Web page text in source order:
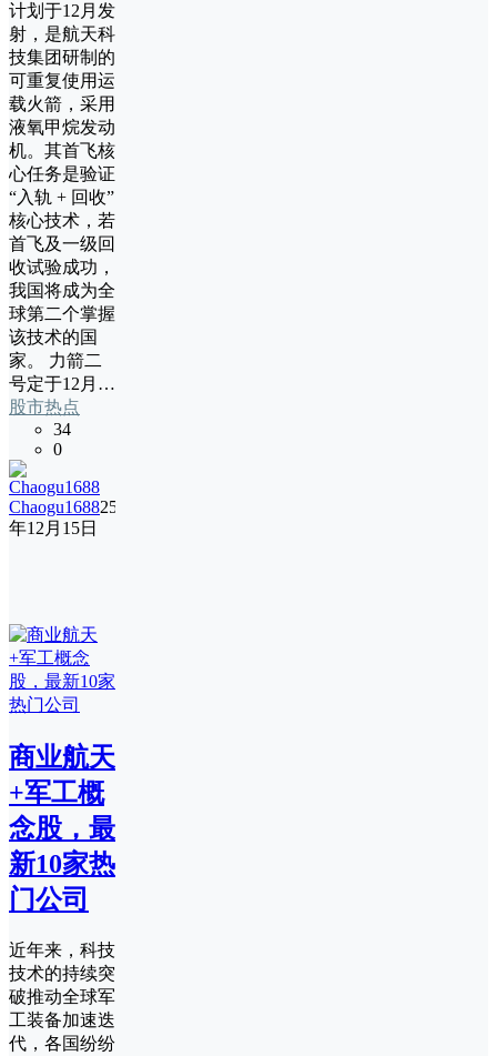
计划于12月发
射，是航天科
技集团研制的
可重复使用运
载火箭，采用
液氧甲烷发动
机。其首飞核
心任务是验证
“入轨 + 回收”
核心技术，若
首飞及一级回
收试验成功，
我国将成为全
球第二个掌握
该技术的国
家。 力箭二
号定于12月…
股市热点
34
0
Chaogu168825
年12月15日
商业航天
+军工概
念股，最
新10家热
门公司
近年来，科技
技术的持续突
破推动全球军
工装备加速迭
代，各国纷纷